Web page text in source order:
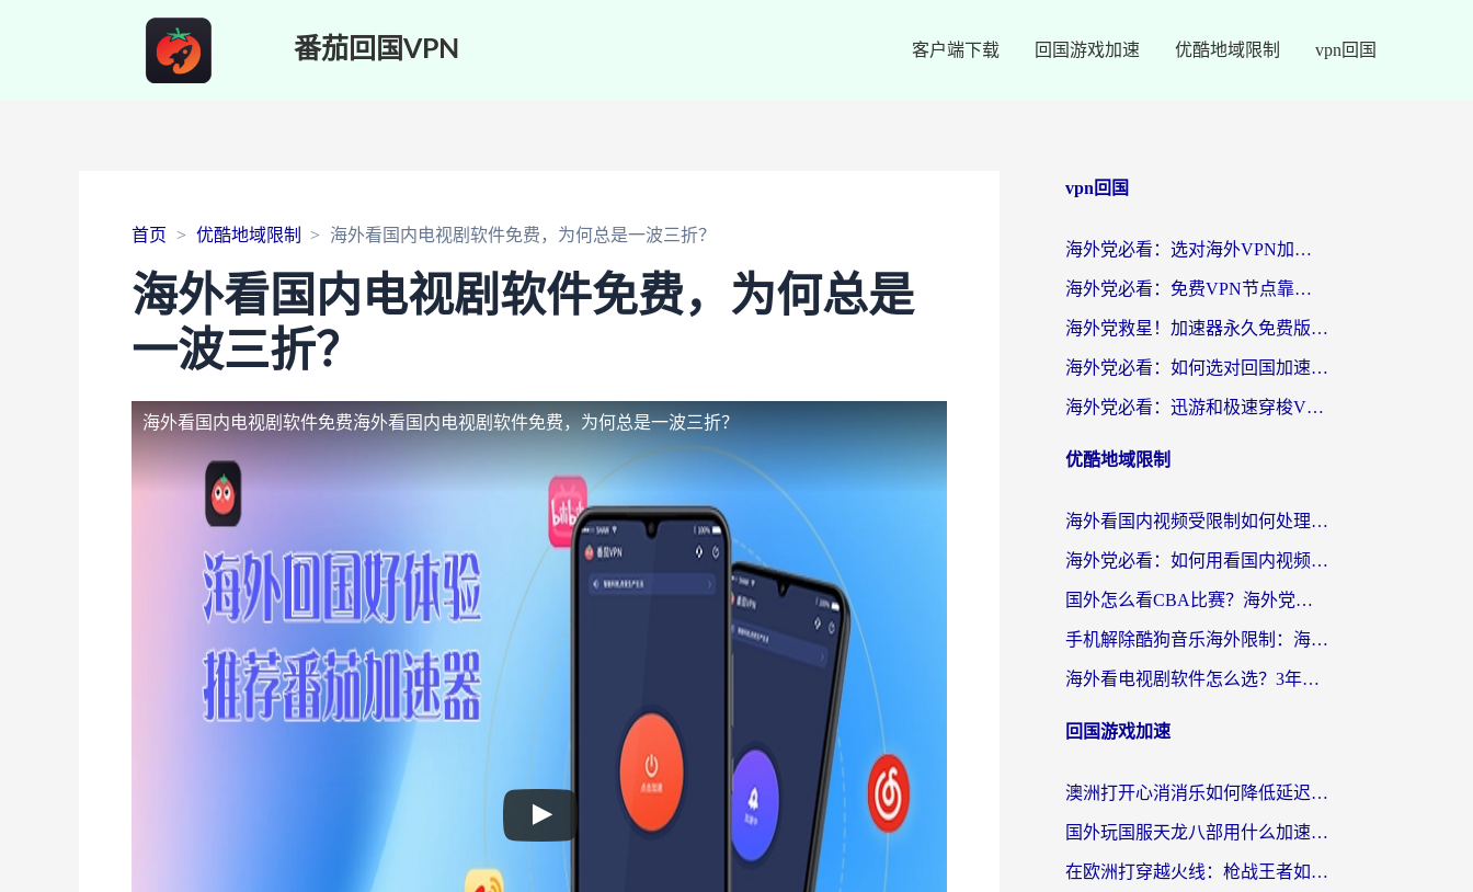
番茄回国VPN 客户端下载 回国游戏加速 优酷地域限制 vpn回国
首页 优酷地域限制 海外看国内电视剧软件免费，为何总是一波三折？
海外看国内电视剧软件免费，为何总是
一波三折？
海外看国内电视剧软件免费海外看国内电视剧软件免费，为何总是一波三折？
vpn回国
海外党必看：选对海外VPN加速器，告别“地区限制”的烦恼
海外党必看：免费VPN节点靠谱吗？教你选回国加速器无缝访问国内资源
海外党救星！加速器永久免费版下载安装全攻略，无缝访问国内资源不再愁
海外党必看：如何选对回国加速器官网免费资源？无缝访问国内APP的实用指南
海外党必看：迅游和极速穿梭VPN好用吗？3招选对回国加速器
优酷地域限制
海外看国内视频受限制如何处理？3步解锁优酷腾讯追剧自由
海外党必看：如何用看国内视频VPN突破限制，轻松追剧聊天？
国外怎么看CBA比赛？海外党体育观赛终极指南：从CBA到欧洲杯、NBA全搞定
手机解除酷狗音乐海外限制：海外党听国内歌不再愁的实用指南
海外看电视剧软件怎么选？3年留学生亲测：这几点才是真正的刚需
回国游戏加速
澳洲打开心消消乐如何降低延迟？海外玩家必看的国服游戏加速器选择指南
国外玩国服天龙八部用什么加速器好？2026海外党亲测有效的终极解决方案
在欧洲打穿越火线：枪战王者如何不卡？这份老玩家亲测的加速器指南请收好